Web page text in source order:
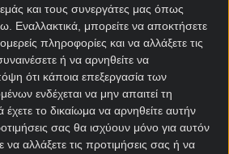
και τους συνεργάτες μας όπως
Εναλλακτικά, μπορείτε να αποκτήσετε
πληροφορίες και να αλλάξετε τις
ή να αρνηθείτε να
ότι κάποια επεξεργασία των
ενδέχεται να μην απαιτεί τη
το δικαίωμα να αρνηθείτε αυτήν
σας θα ισχύουν μόνο για αυτόν
αλλάξετε τις προτιμήσεις σας ή να
άφησαν και ένα πανό 10 μέτρων
λέξεις, αλλά ένα
«Ganen o balas para todos».
σφαίρες για όλους»!
ψάχνει τις
τους δράστες, ωστόσο
δεν πιστεύει ότι θα βρεθεί η